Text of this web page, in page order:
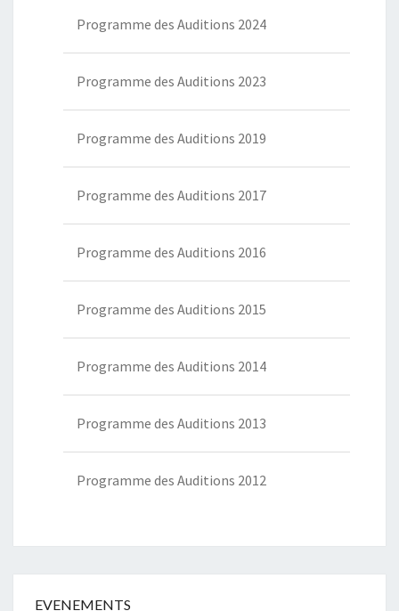
Programme des Auditions 2024
Programme des Auditions 2023
Programme des Auditions 2019
Programme des Auditions 2017
Programme des Auditions 2016
Programme des Auditions 2015
Programme des Auditions 2014
Programme des Auditions 2013
Programme des Auditions 2012
EVENEMENTS